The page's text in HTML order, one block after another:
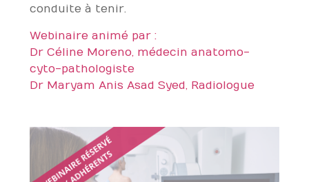
conduite à tenir.
Webinaire animé par :
Dr Céline Moreno, médecin anatomo-
cyto-pathologiste
Dr Maryam Anis Asad Syed, Radiologue